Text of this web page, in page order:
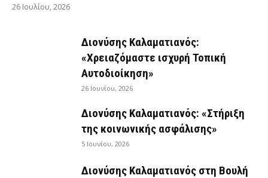
26 Ιουλίου, 2026
Διονύσης Καλαματιανός:
«Χρειαζόμαστε ισχυρή Τοπική
Αυτοδιοίκηση»
26 Ιουνίου, 2026
Διονύσης Καλαματιανός: «Στήριξη
της κοινωνικής ασφάλισης»
5 Ιουνίου, 2026
Διονύσης Καλαματιανός στη Βουλή